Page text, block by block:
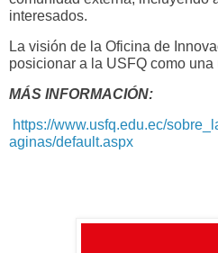
interesados.
La visión de la Oficina de
posicionar a la USFQ como una
MÁS INFORMACIÓN:
https://www.usfq.edu.ec/
aginas/default.aspx